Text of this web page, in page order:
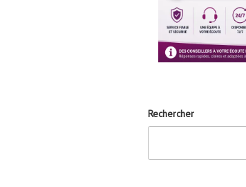
Rechercher